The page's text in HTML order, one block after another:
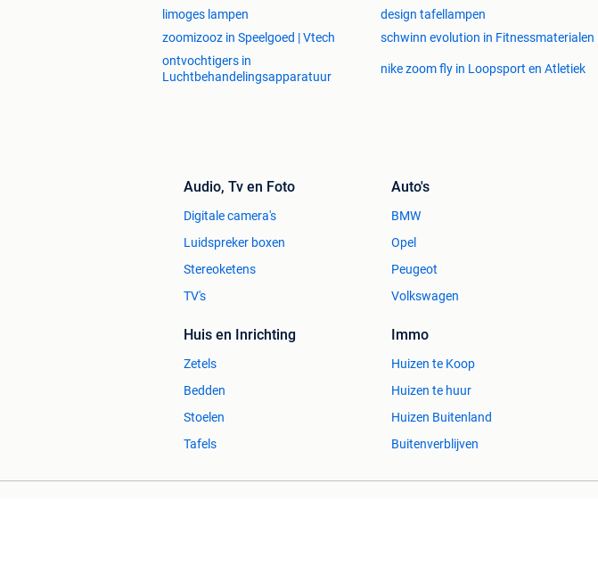
limoges lampen
design tafellampen
zoomizooz in Speelgoed | Vtech
schwinn evolution in Fitnessmaterialen
ontvochtigers in
Luchtbehandelingsapparatuur
nike zoom fly in Loopsport en Atletiek
Audio, Tv en Foto
Digitale camera's
Luidspreker boxen
Stereoketens
TV's
Auto's
BMW
Opel
Peugeot
Volkswagen
Huis en Inrichting
Zetels
Bedden
Stoelen
Tafels
Immo
Huizen te Koop
Huizen te huur
Huizen Buitenland
Buitenverblijven